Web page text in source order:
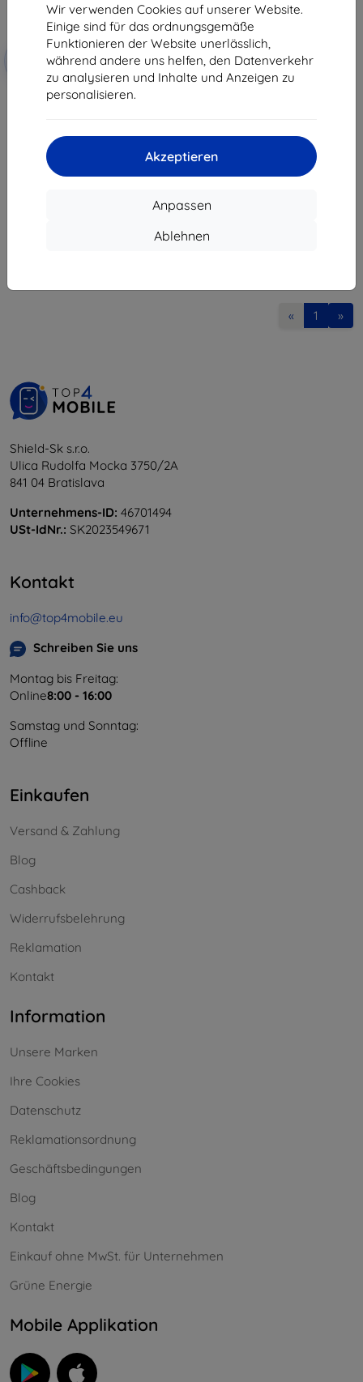
Wir verwenden Cookies auf unserer Website.
Einige sind für das ordnungsgemäße
Funktionieren der Website unerlässlich,
während andere uns helfen, den Datenverkehr
zu analysieren und Inhalte und Anzeigen zu
personalisieren.
Akzeptieren
Anpassen
Ablehnen
Rabatt
mit
Gutschein
EXTRA10
Beline Candy Hülle für Realme
8,90 €
Auf Lager 3 Stk.
« 1 »
Shield-Sk s.r.o.
Ulica Rudolfa Mocka 3750/2A
841 04 Bratislava
Unternehmens-ID: 46701494
USt-IdNr.: SK2023549671
Kontakt
info@top4mobile.eu
Schreiben Sie uns
Montag bis Freitag:
Online8:00 - 16:00
Samstag und Sonntag:
Offline
Einkaufen
Versand & Zahlung
Blog
Cashback
Widerrufsbelehrung
Reklamation
Kontakt
Information
Unsere Marken
Ihre Cookies
Datenschutz
Reklamationsordnung
Geschäftsbedingungen
Blog
Kontakt
Einkauf ohne MwSt. für Unternehmen
Grüne Energie
Mobile Applikation